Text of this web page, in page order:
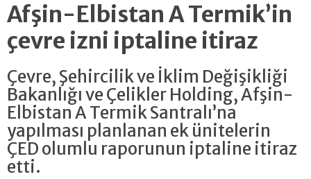
Afşin-Elbistan A Termik’in
çevre izni iptaline itiraz
Çevre, Şehircilik ve İklim Değişikliği
Bakanlığı ve Çelikler Holding, Afşin-
Elbistan A Termik Santralı’na
yapılması planlanan ek ünitelerin
ÇED olumlu raporunun iptaline itiraz
etti.